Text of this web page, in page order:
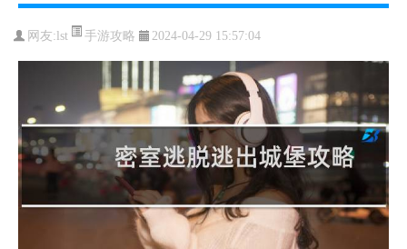
网友: lst 手游攻略 2024-04-29 15:57:04